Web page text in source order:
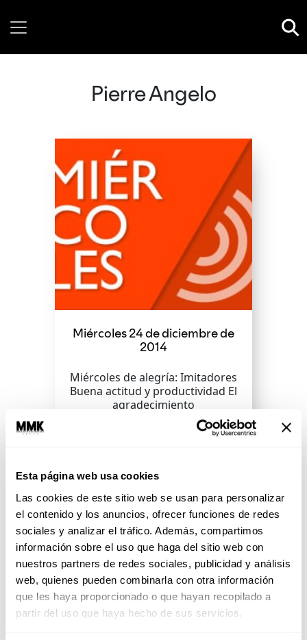
Esta página web usa cookies
Las cookies de este sitio web se usan para personalizar
el contenido y los anuncios, ofrecer funciones de redes
sociales y analizar el tráfico. Además, compartimos
información sobre el uso que haga del sitio web con
nuestros partners de redes sociales, publicidad y análisis
web, quienes pueden combinarla con otra información
que les haya proporcionado o que hayan recopilado a
partir del uso que haya hecho de sus servicios.
Pierre Angelo
Miércoles 24 de diciembre de
2014
Miércoles de alegría: Imitadores
Buena actitud y productividad El
agradecimiento
Miércoles de alegría:
Imitadores
El día de hoy tenemos un
excelente programa para estar
toda la semana de buenas, así